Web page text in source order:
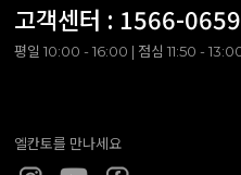
고객센터 : 1566-0659
평일 10:00 - 16:00 | 점심 11:50 -
엘칸토를 만나세요